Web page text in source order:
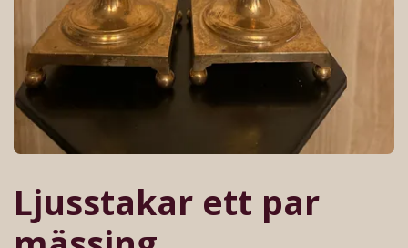
Ljusstakar ett par